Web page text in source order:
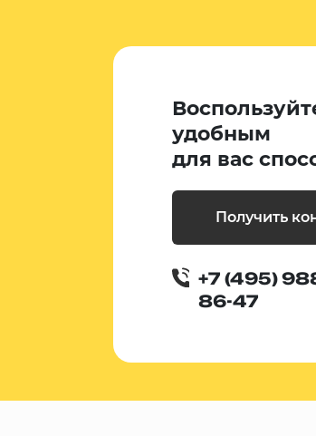
удобным
для вас
Получить
+7 (495)
86-47